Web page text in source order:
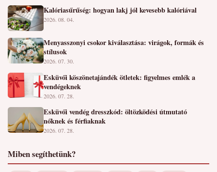
Kalóriasűrűség: hogyan lakj jól kevesebb kalóriával
2026. 08. 04.
Menyasszonyi csokor kiválasztása: virágok, formák és
stílusok
2026. 07. 30.
Esküvői köszönetajándék ötletek: figyelmes emlék a
vendégeknek
2026. 07. 28.
Esküvői vendég dresszkód: öltözködési útmutató
nőknek és férfiaknak
2026. 07. 28.
Miben segíthetünk?